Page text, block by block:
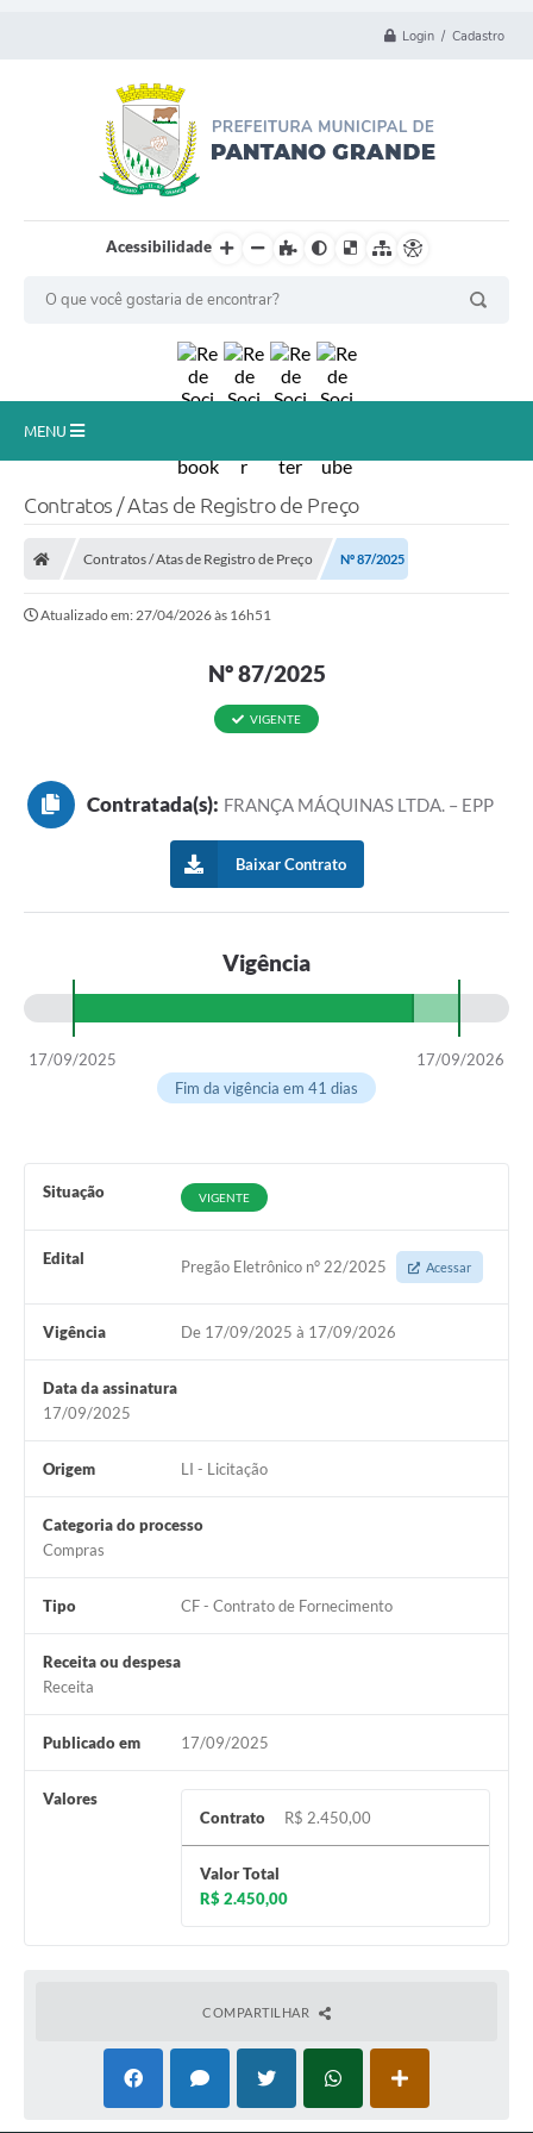
Login / Cadastro
Acessibilidade
MENU
Publicações / Transparência
Contato
Contratos
Arquivos para Download
Turismo
Contas Públicas
Editais
Telefones Úteis
Agenda
Diário Oficial
Contratos / Atas de Registro de Preço
Contratos / Atas de Registro de Preço Nº 87/2025
Atualizado em: 27/04/2026 às 16h51
Nº 87/2025
VIGENTE
Contratada(s): FRANÇA MÁQUINAS LTDA. – EPP
Baixar Contrato
Vigência
17/09/2025
17/09/2026
Fim da vigência em 41 dias
Situação VIGENTE
Edital Pregão Eletrônico n° 22/2025 Acessar
Vigência De 17/09/2025 à 17/09/2026
Data da assinatura
17/09/2025
Origem LI - Licitação
Categoria do processo
Compras
Tipo CF - Contrato de Fornecimento
Receita ou despesa
Receita
Publicado em 17/09/2025
Valores
Contrato
R$ 2.450,00
Valor Total
R$ 2.450,00
COMPARTILHAR